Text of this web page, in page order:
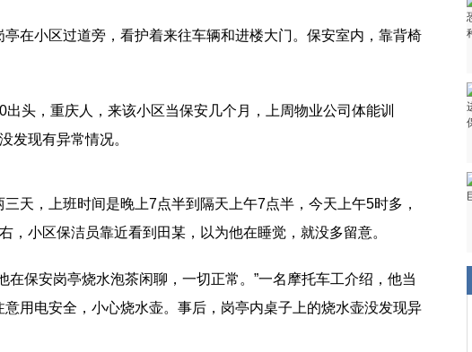
亭在小区过道旁，看护着来往车辆和进楼大门。保安室内，靠背椅
出头，重庆人，来该小区当保安几个月，上周物业公司体能训
发现有异常情况。
天，上班时间是晚上7点半到隔天上午7点半，今天上午5时多，
，小区保洁员靠近看到田某，以为他在睡觉，就没多留意。
在保安岗亭烧水泡茶闲聊，一切正常。”一名摩托车工介绍，他当
用电安全，小心烧水壶。事后，岗亭内桌子上的烧水壶没发现异